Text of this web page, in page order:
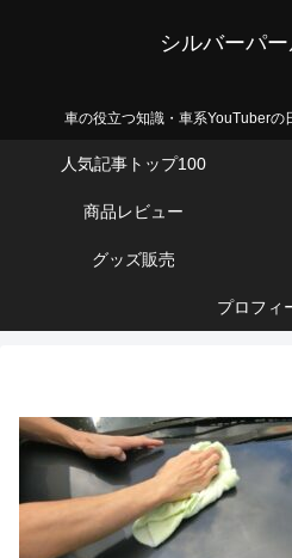
シルバーパ
車の役立つ知識・車系YouTuberの
人気記事トップ100
商品レビュー
グッズ販売
プロフィ